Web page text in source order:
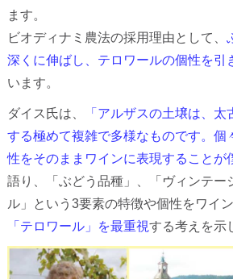
ます。
ビオディナミ農法の採用理由として、
深くに伸ばし、テロワールの個性を引
います。
ダイス氏は、
「アルザスの土壌は、
する極めて複雑で多様なものです。個
性をそのままワインに表現することが
語り、「ぶどう品種」、「ヴィンテー
ル」という3要素の特徴や個性をワイ
「テロワール」を最重視する考えを示